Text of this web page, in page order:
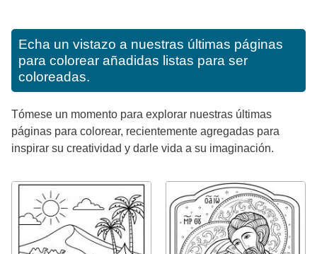
Echa un vistazo a nuestras últimas páginas
para colorear añadidas listas para ser
coloreadas.
Tómese un momento para explorar nuestras últimas
páginas para colorear, recientemente agregadas para
inspirar su creatividad y darle vida a su imaginación.